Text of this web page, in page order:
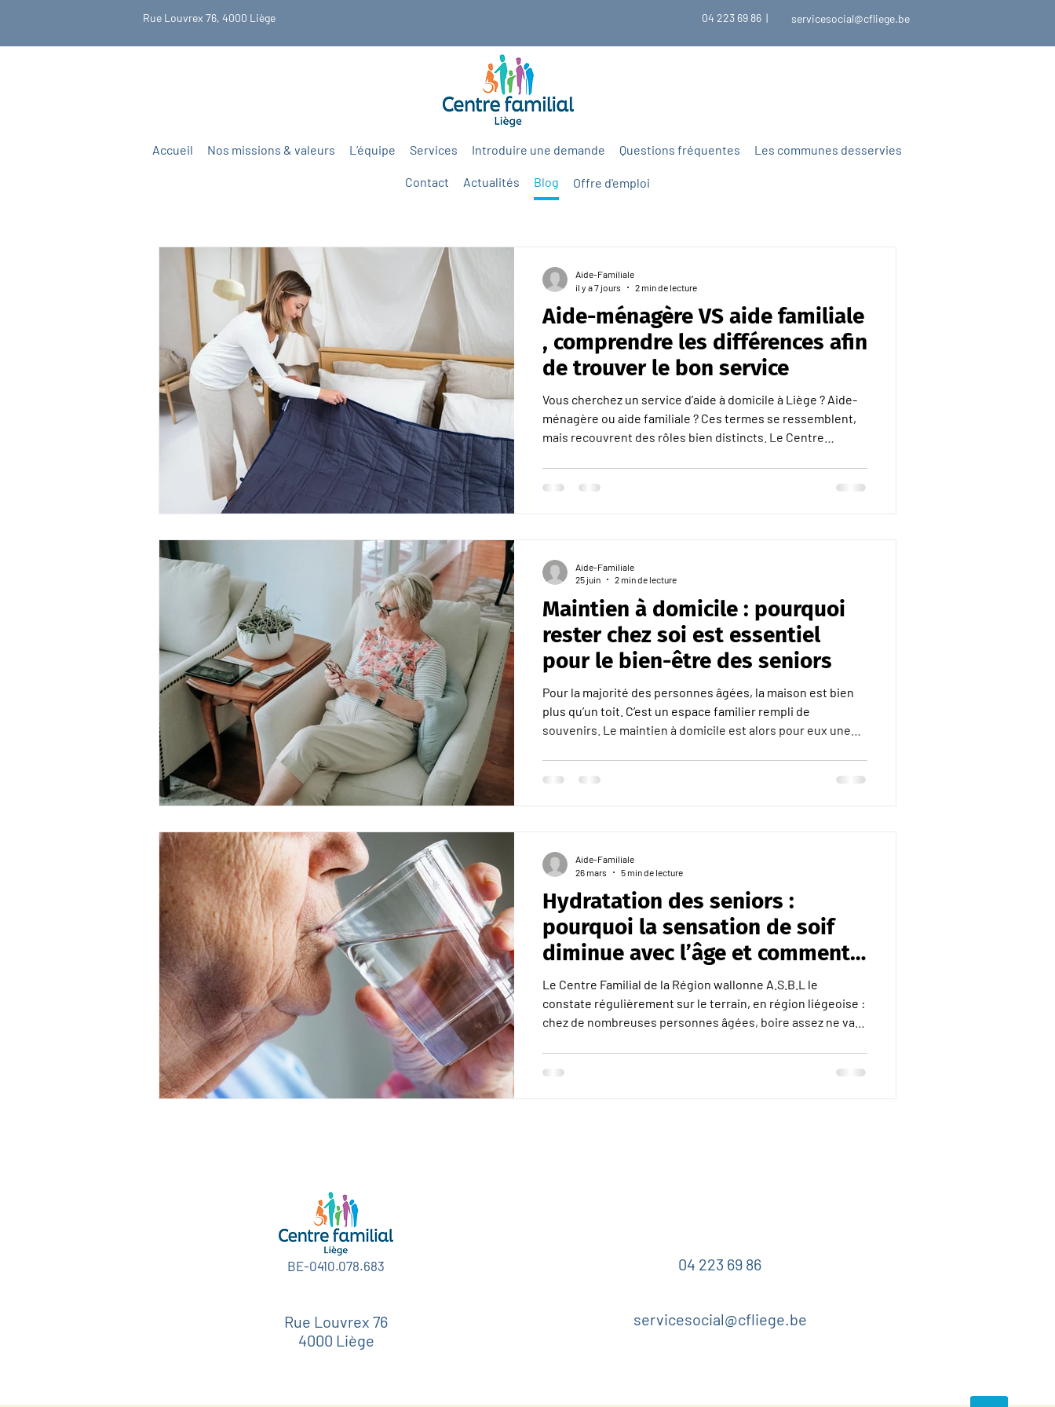
Rue Louvrex 76, 4000 Liège 04 223 69 86 | servicesocial@cfliege.be
Accueil Nos missions & valeurs L’équipe Services Introduire une demande Questions fréquentes Les communes desservies
Contact Actualités Blog Offre d'emploi
Aide-ménagère VS aide familiale
, comprendre les différences afin
de trouver le bon service
Vous cherchez un service d’aide à domicile à Liège ? Aide-
ménagère ou aide familiale ? Ces termes se ressemblent,
mais recouvrent des rôles bien distincts. Le Centre
avantages respectifs. Deux métiers, deux formations La
Aide-Familiale
il y a 7 jours
2 min de lecture
Maintien à domicile : pourquoi
rester chez soi est essentiel
pour le bien-être des seniors
Pour la majorité des personnes âgées, la maison est bien
plus qu’un toit. C’est un espace familier rempli de
souvenirs. Le maintien à domicile est alors pour eux une
liés au fait de vieillir chez soi. Préserver ses repères pour
Aide-Familiale
25 juin
2 min de lecture
Hydratation des seniors :
pourquoi la sensation de soif
diminue avec l’âge et comment
aider une personne âgée à boire
suffisamment
Le Centre Familial de la Région wallonne A.S.B.L le
constate régulièrement sur le terrain, en région liégeoise :
chez de nombreuses personnes âgées, boire assez ne va
repères bougent, et cette petite alerte intérieure qu’on
Aide-Familiale
26 mars
5 min de lecture
BE-0410.078.683
Rue Louvrex 76
4000 Liège
04 223 69 86
servicesocial@cfliege.be